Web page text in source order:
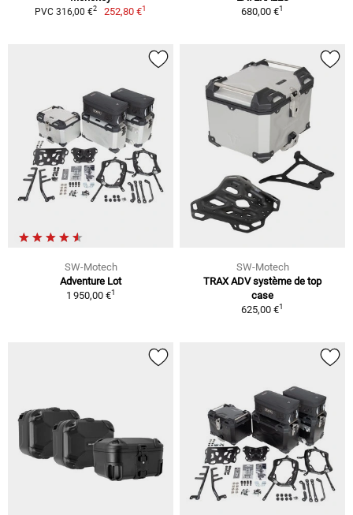
PVC 316,00 €2 252,80 €1
680,00 €1
SW-Motech
Adventure Lot
1 950,00 €1
SW-Motech
TRAX ADV système de top
case
625,00 €1